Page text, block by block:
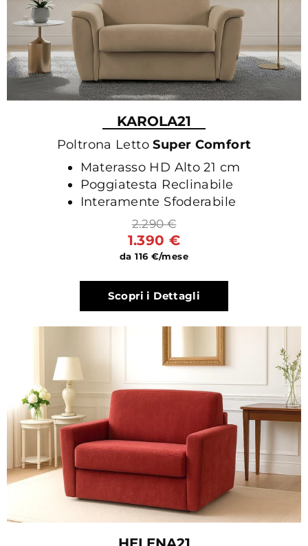
KAROLA21
Poltrona LettoSuper Comfort
Materasso HD Alto 21 cm
Poggiatesta Reclinabile
Interamente Sfoderabile
2.290 €
1.390 €
da 116 €/mese
Scopri i Dettagli